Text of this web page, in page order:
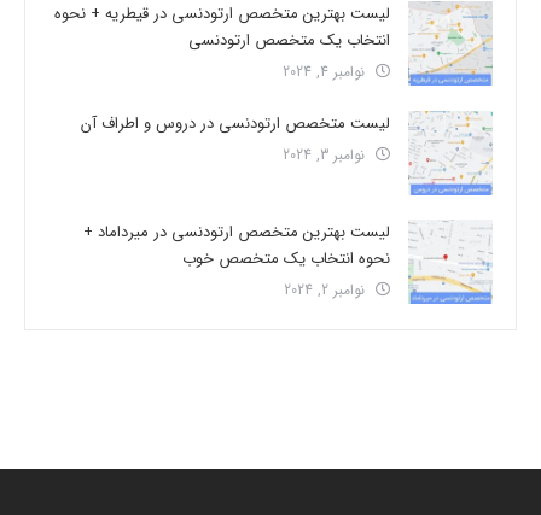
لیست بهترین متخصص ارتودنسی در قیطریه + نحوه
انتخاب یک متخصص ارتودنسی
نوامبر 4, 2024
لیست متخصص ارتودنسی در دروس و اطراف آن
نوامبر 3, 2024
لیست بهترین متخصص ارتودنسی در میرداماد +
نحوه انتخاب یک متخصص خوب
نوامبر 2, 2024